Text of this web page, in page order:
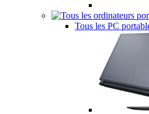
Tous les PC